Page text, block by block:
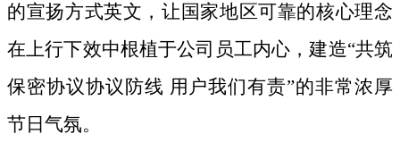
的宣扬方式英文，让国家地区可靠的核心理念
在上行下效中根植于公司员工内心，建造“共筑
保密协议协议防线 用户我们有责”的非常浓厚
节日气氛。